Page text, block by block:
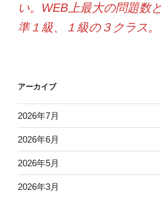
い。WEB上最大の問題数
準１級、１級の３クラス。
アーカイブ
2026年7月
2026年6月
2026年5月
2026年3月